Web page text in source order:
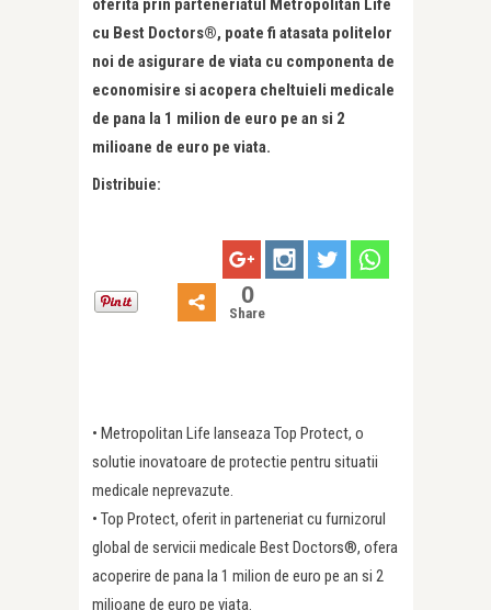
oferita prin parteneriatul Metropolitan Life
cu Best Doctors®, poate fi atasata politelor
noi de asigurare de viata cu componenta de
economisire si acopera cheltuieli medicale
de pana la 1 milion de euro pe an si 2
milioane de euro pe viata.
Distribuie:
0
Share
• Metropolitan Life lanseaza Top Protect, o
solutie inovatoare de protectie pentru situatii
medicale neprevazute.
• Top Protect, oferit in parteneriat cu furnizorul
global de servicii medicale Best Doctors®, ofera
acoperire de pana la 1 milion de euro pe an si 2
milioane de euro pe viata.